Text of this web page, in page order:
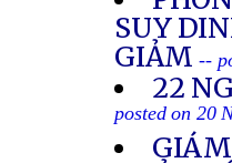
SUY
GIẢM --
22
posted on 20